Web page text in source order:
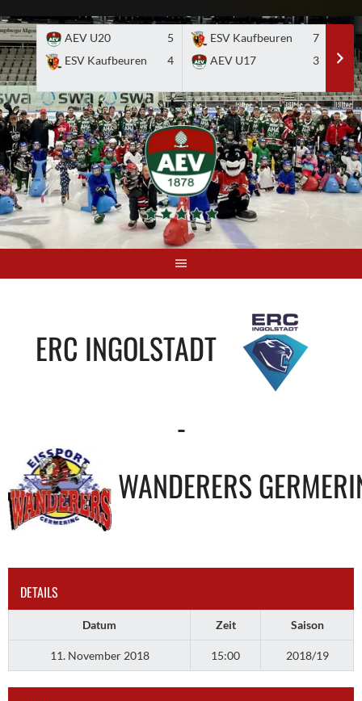
to
content
AEV U20
5
ESV Kaufbeuren
4
ESV Kaufbeuren
7
AEV U17
3
ERC INGOLSTADT
-
WANDERERS
DETAILS
Datum Zeit Saison
11. November 2018 15:00 2018/19